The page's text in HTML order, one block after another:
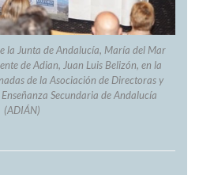
la Junta de Andalucía, María del Mar
de Adian, Juan Luis Belizón, en la
de la Asociación de Directoras y
Secundaria de Andalucía
(ADIÁN)